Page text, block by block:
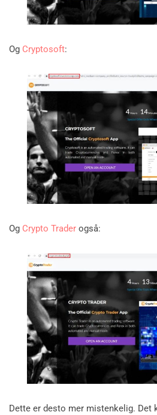
Og Cryptosoft:
Og Crypto Trader også:
Dette er desto mer mistenkelig. Det